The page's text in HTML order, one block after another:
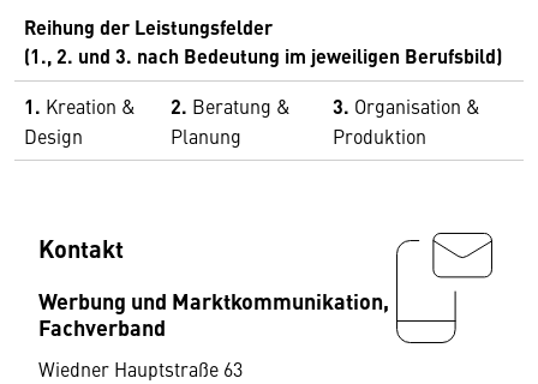
Reihung der Leistungsfelder
(1., 2. und 3. nach Bedeutung im jeweiligen Berufsbild)
1. Kreation &
Design
2. Beratung &
Planung
3. Organisation &
Produktion
Kontakt
Werbung und Marktkommunikation,
Fachverband
Wiedner Hauptstraße 63